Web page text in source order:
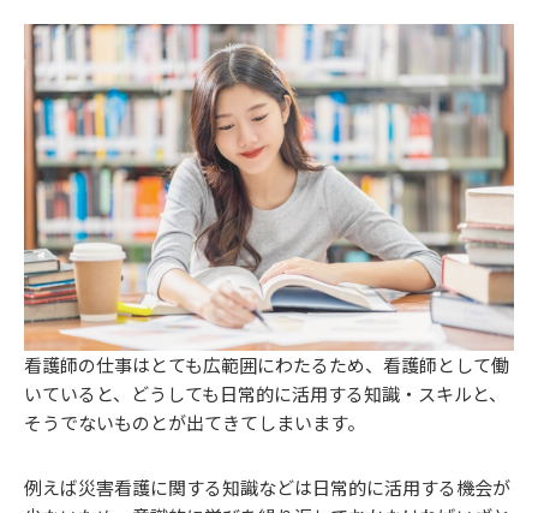
看護師の仕事はとても広範囲にわたるため、看護師として働
いていると、どうしても日常的に活用する知識・スキルと、
そうでないものとが出てきてしまいます。
例えば災害看護に関する知識などは日常的に活用する機会が